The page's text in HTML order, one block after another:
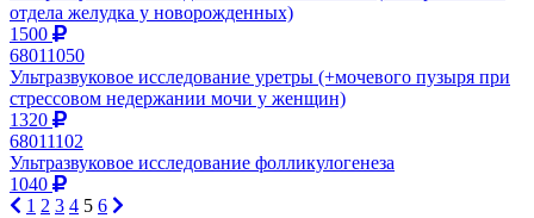
отдела желудка у новорожденных)
1500
68011050
Ультразвуковое исследование уретры (+мочевого пузыря при
стрессовом недержании мочи у женщин)
1320
68011102
Ультразвуковое исследование фолликулогенеза
1040
1 2 3 4 5 6